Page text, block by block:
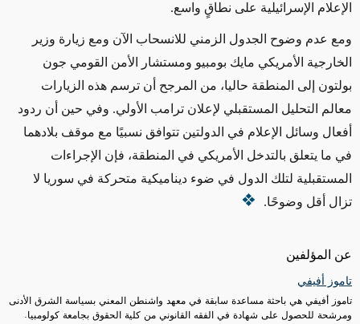
عن المؤلفين
تاموز أفيفي
تاموز أفيفي هي باحثة مساعدة سابقة في معهد واشنطن المعني بسياسة الشرق الأدنى
ومرشحة للحصول على شهادة في الفقه القانوني من كلية الحقوق بجامعة كولومبيا.
الإعلام الإسرائيلية على نطاقٍ واسع.
ومع عدم وضوح الجدول الزمني للانسحاب الآن ومع زيارة وزير
الخارجية الأمريكي مايك بومبيو ومستشار الأمن القومي جون
بولتون إلى المنطقة حاليا، من المرجح أن ترسم هذه الزيارات
معالم التحليل المستقبلي لإعلان ترامب الأولي. وفي حين أن ردود
أفعال وسائل الإعلام في الدولتين تتوافق نسبيًا مع موقف بلادهما
في ما يتعلق بالتدخل الأمريكي في المنطقة، فإن الإجراءات
المستقبلية لتلك الدول في ضوء ديناميكية متحركة في سوريا لا
تزال أقل وضوحًا.